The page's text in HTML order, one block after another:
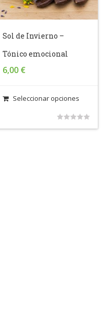
Sol de Invierno –
Tónico emocional
6,00 €
Seleccionar opciones